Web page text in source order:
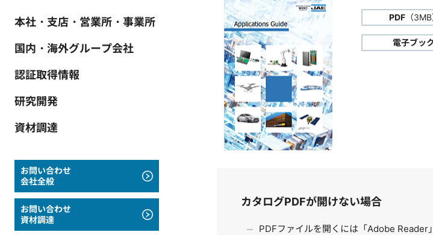
本社・支店・営業所・事業所
国内・海外グループ会社
認証取得情報
研究開発
資材調達
お問い合わせ
会社全般
お問い合わせ
資材調達
PDF（3MB
電子ブッ
カタログPDFが開けない場合
PDFファイルを開くには「Adobe Reader